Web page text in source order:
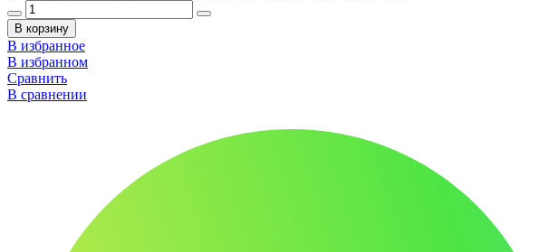
В корзину
В избранное
В избранном
Сравнить
В сравнении